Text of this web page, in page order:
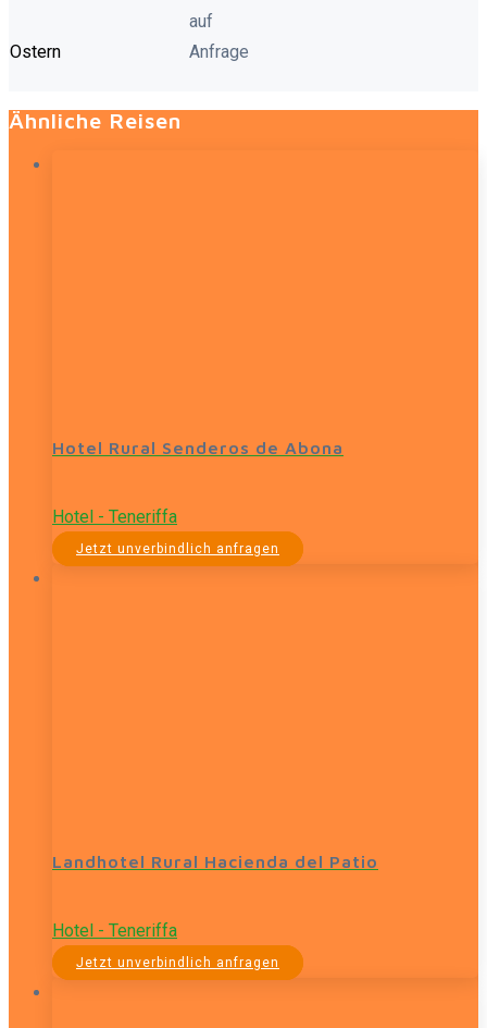
Ostern
auf
Anfrage
Ähnliche Reisen
Hotel Rural Senderos de Abona
Hotel - Teneriffa
Jetzt unverbindlich anfragen
Landhotel Rural Hacienda del Patio
Hotel - Teneriffa
Jetzt unverbindlich anfragen